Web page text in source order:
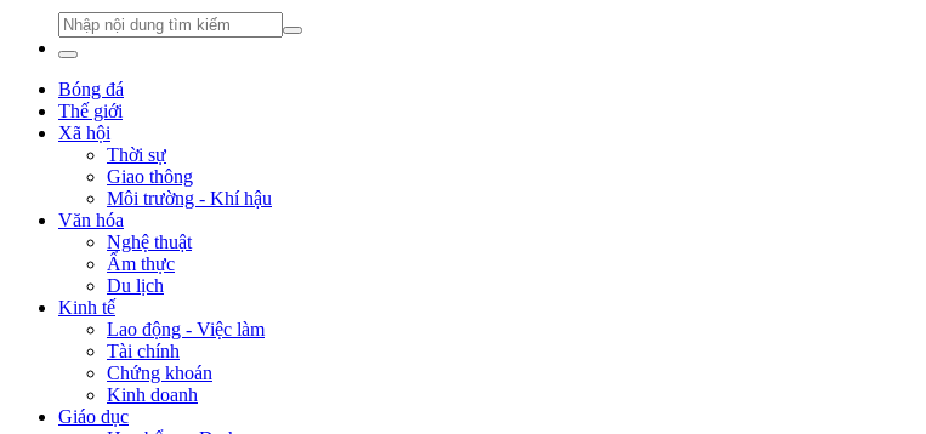
Bóng đá
Thế giới
Xã hội
Thời sự
Giao thông
Môi trường - Khí hậu
Văn hóa
Nghệ thuật
Ẩm thực
Du lịch
Kinh tế
Lao động - Việc làm
Tài chính
Chứng khoán
Kinh doanh
Giáo dục